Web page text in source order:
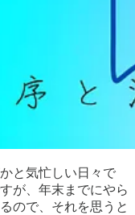
と気忙しい日々で
が、年末までにやら
ので、それを思うと